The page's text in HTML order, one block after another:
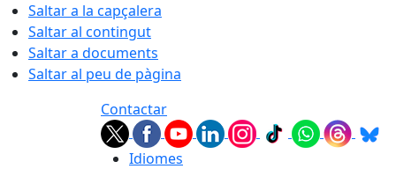
Saltar a la capçalera
Saltar al contingut
Saltar a documents
Saltar al peu de pàgina
Contactar
Idiomes